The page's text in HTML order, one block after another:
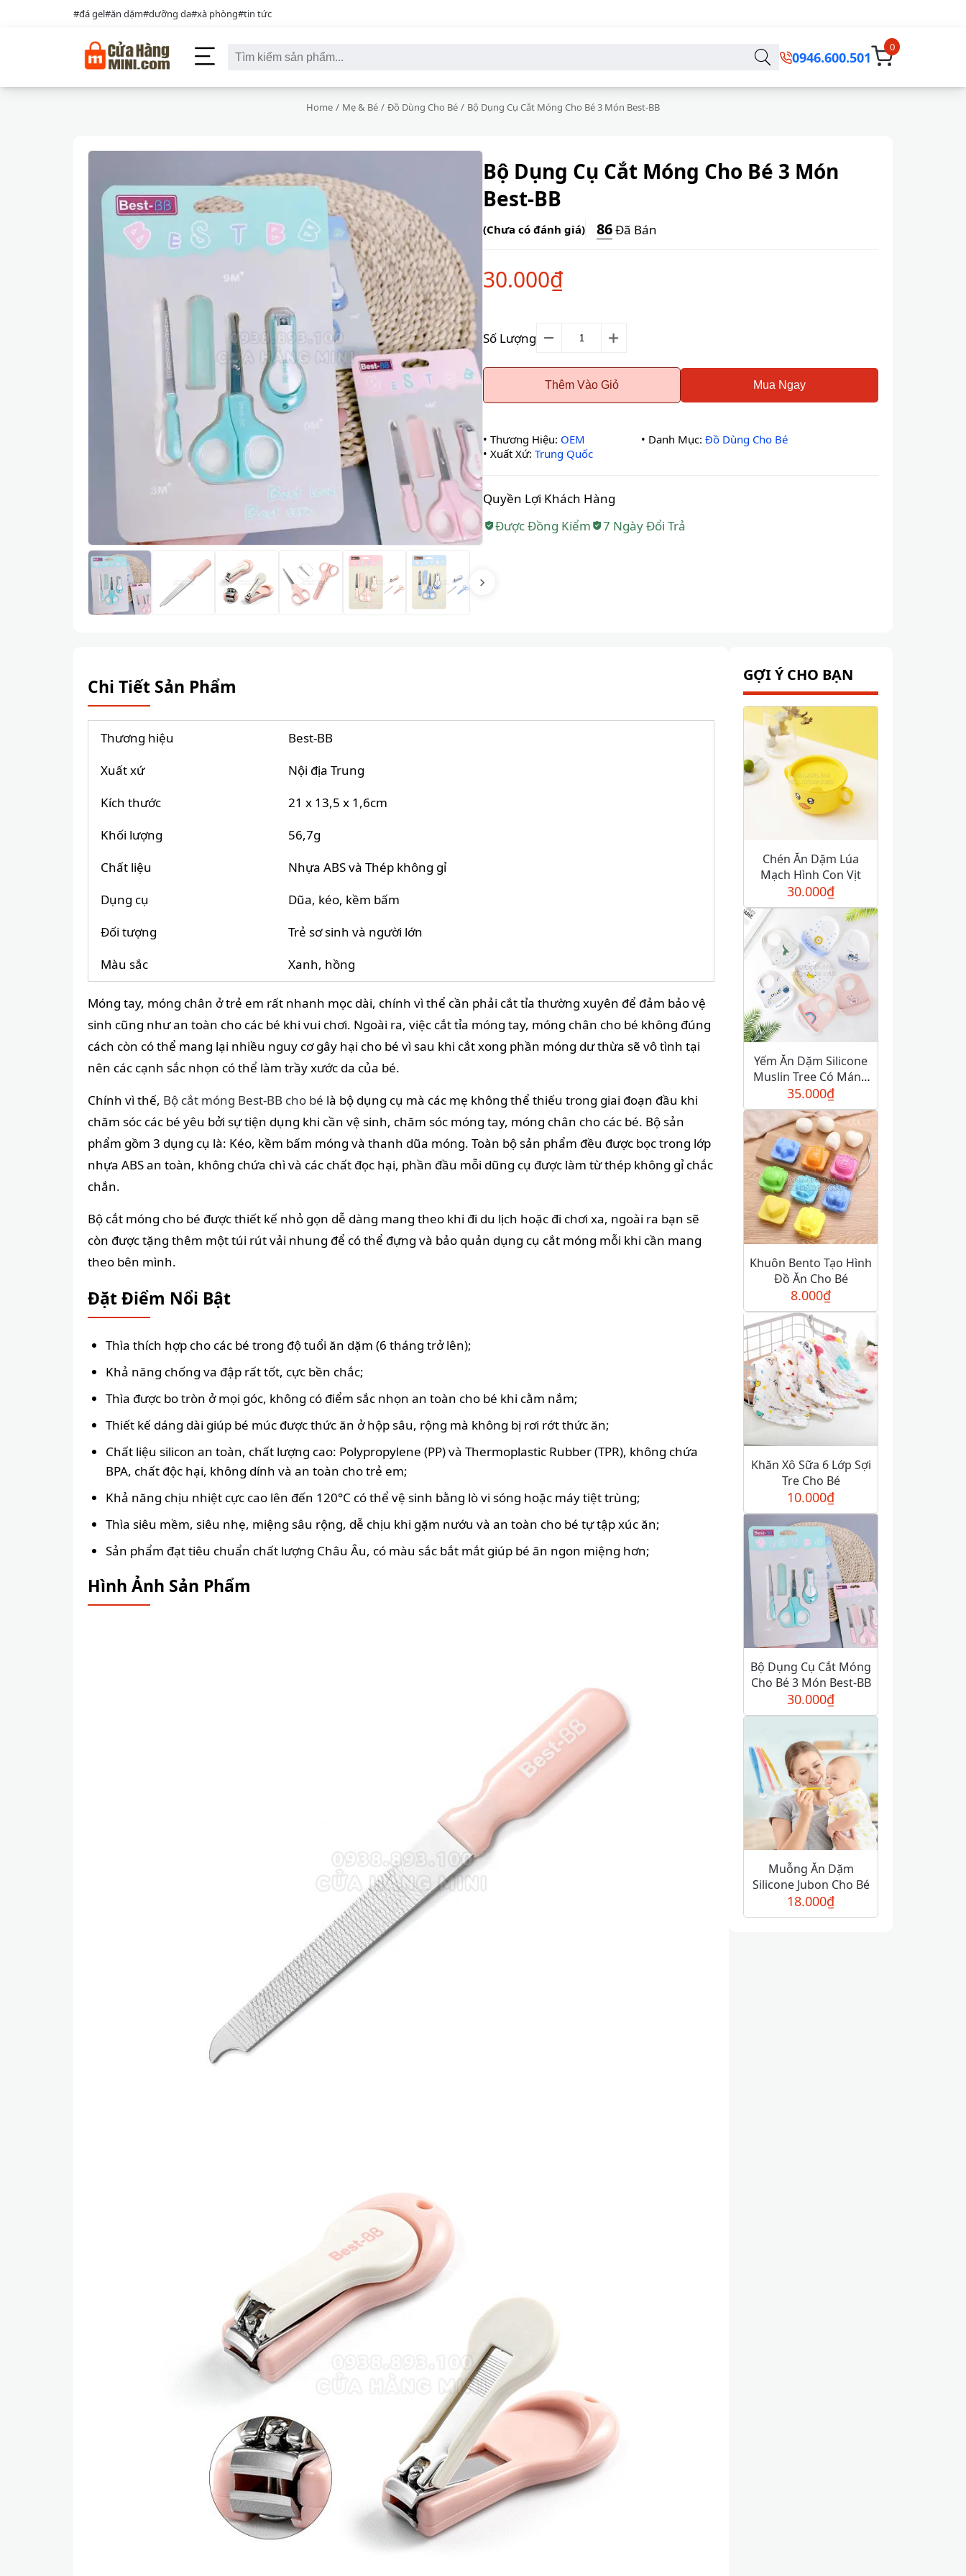
#đá gel#ăn dặm#dưỡng da#xà phòng#tin tức
0946.600.501
0
Home / Mẹ & Bé / Đồ Dùng Cho Bé / Bộ Dụng Cụ Cắt Móng Cho Bé 3 Món Best-BB
Bộ Dụng Cụ Cắt Móng Cho Bé 3 Món
Best-BB
(Chưa có đánh giá) 86Đã Bán
30.000₫
Số Lượng
Thêm Vào Giỏ Mua Ngay
• Thương Hiệu: OEM
• Xuất Xứ: Trung Quốc
• Danh Mục: Đồ Dùng Cho Bé
Quyền Lợi Khách Hàng
Được Đồng Kiểm
7 Ngày Đổi Trả
Chi Tiết Sản Phẩm
Thương hiệu
Best-BB
Xuất xứ
Nội địa Trung
Kích thước
21 x 13,5 x 1,6cm
Khối lượng
56,7g
Chất liệu
Nhựa ABS và Thép không gỉ
Dụng cụ
Dũa, kéo, kềm bấm
Đối tượng
Trẻ sơ sinh và người lớn
Màu sắc
Xanh, hồng
Móng tay, móng chân ở trẻ em rất nhanh mọc dài, chính vì thể cần phải cắt tỉa thường xuyên để đảm bảo vệ
sinh cũng như an toàn cho các bé khi vui chơi. Ngoài ra, việc cắt tỉa móng tay, móng chân cho bé không đúng
cách còn có thể mang lại nhiều nguy cơ gây hại cho bé vì sau khi cắt xong phần móng dư thừa sẽ vô tình tại
nên các cạnh sắc nhọn có thể làm trầy xước da của bé.
Chính vì thế, Bộ cắt móng Best-BB cho bé là bộ dụng cụ mà các mẹ không thể thiếu trong giai đoạn đầu khi
chăm sóc các bé yêu bởi sự tiện dụng khi cần vệ sinh, chăm sóc móng tay, móng chân cho các bé. Bộ sản
phẩm gồm 3 dụng cụ là: Kéo, kềm bấm móng và thanh dũa móng. Toàn bộ sản phẩm đều được bọc trong lớp
nhựa ABS an toàn, không chứa chì và các chất đọc hại, phần đầu mỗi dũng cụ được làm từ thép không gỉ chắc
chắn.
Bộ cắt móng cho bé được thiết kế nhỏ gọn dễ dàng mang theo khi đi du lịch hoặc đi chơi xa, ngoài ra bạn sẽ
còn được tặng thêm một túi rút vải nhung để có thể đựng và bảo quản dụng cụ cắt móng mỗi khi cần mang
theo bên mình.
Đặt Điểm Nổi Bật
Thìa thích hợp cho các bé trong độ tuổi ăn dặm (6 tháng trở lên);
Khả năng chống va đập rất tốt, cực bền chắc;
Thìa được bo tròn ở mọi góc, không có điểm sắc nhọn an toàn cho bé khi cằm nắm;
Thiết kế dáng dài giúp bé múc được thức ăn ở hộp sâu, rộng mà không bị rơi rớt thức ăn;
Chất liệu silicon an toàn, chất lượng cao: Polypropylene (PP) và Thermoplastic Rubber (TPR), không chứa
BPA, chất độc hại, không dính và an toàn cho trẻ em;
Khả năng chịu nhiệt cực cao lên đến 120°C có thể vệ sinh bằng lò vi sóng hoặc máy tiệt trùng;
Thìa siêu mềm, siêu nhẹ, miệng sâu rộng, dễ chịu khi gặm nướu và an toàn cho bé tự tập xúc ăn;
Sản phẩm đạt tiêu chuẩn chất lượng Châu Âu, có màu sắc bắt mắt giúp bé ăn ngon miệng hơn;
Hình Ảnh Sản Phẩm
GỢI Ý CHO BẠN
Chén Ăn Dặm Lúa
Mạch Hình Con Vịt
30.000₫
Yếm Ăn Dặm Silicone
Muslin Tree Có Máng
Hứng
35.000₫
Khuôn Bento Tạo Hình
Đồ Ăn Cho Bé
8.000₫
Khăn Xô Sữa 6 Lớp Sợi
Tre Cho Bé
10.000₫
Bộ Dụng Cụ Cắt Móng
Cho Bé 3 Món Best-BB
30.000₫
Muỗng Ăn Dặm
Silicone Jubon Cho Bé
18.000₫